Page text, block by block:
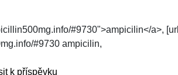
#9730">ampicilin</a>,
#9730 ampicilin,
k příspěvku